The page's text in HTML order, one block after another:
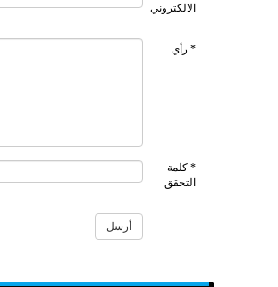
الالكتروني
* رأي
* كلمة
التحقق